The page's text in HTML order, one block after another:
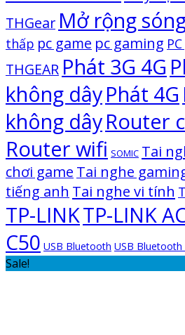
THGear Mở rộng
thấp pc game pc gaming
THGEAR Phát 3G 4G
không dâyPhát 4G
không dâyRouter
Router wifi SOMIC Tai
chơi game Tai nghe
tiếng anh Tai nghe vi tính
TP-LINKTP-LINK
C50 USB Bluetooth USB Bluetooth
Sale!